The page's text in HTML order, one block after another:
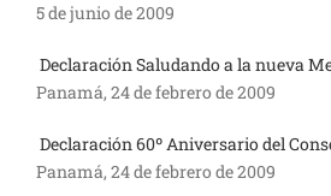
5 de junio de 2009
Declaración Saludando a la nueva
Panamá, 24 de febrero de 2009
Declaración 60º Aniversario del
Panamá, 24 de febrero de 2009